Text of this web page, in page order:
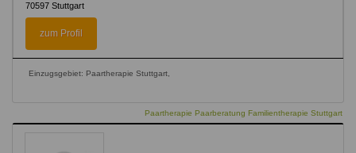
70597 Stuttgart
zum Profil
Einzugsgebiet: Paartherapie Stuttgart,
Paartherapie Paarberatung Familientherapie Stuttgart